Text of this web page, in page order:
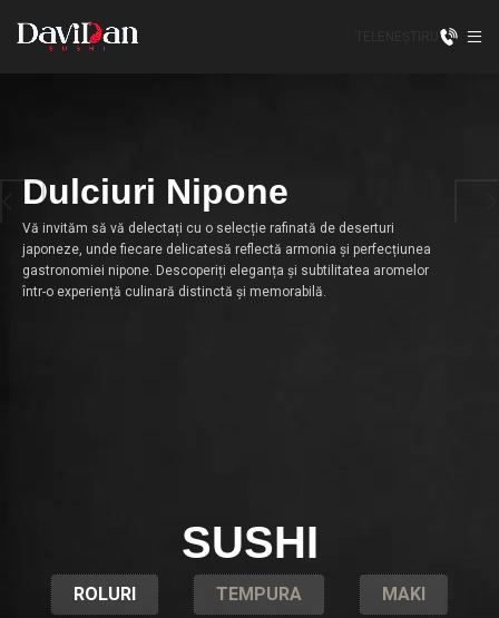
Dulciuri Nipone
Vă invităm să vă delectați cu o selecție rafinată de deserturi
japoneze, unde fiecare delicatesă reflectă armonia și perfecțiunea
gastronomiei nipone. Descoperiți eleganța și subtilitatea aromelor
într-o experiență culinară distinctă și memorabilă.
SUSHI
ROLURI TEMPURA MAKI